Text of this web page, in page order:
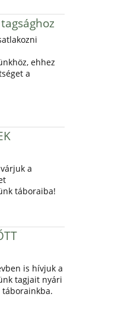
ehhez
a
a
táboraiba!
is hívjuk a
tagjait nyári
táborainkba.